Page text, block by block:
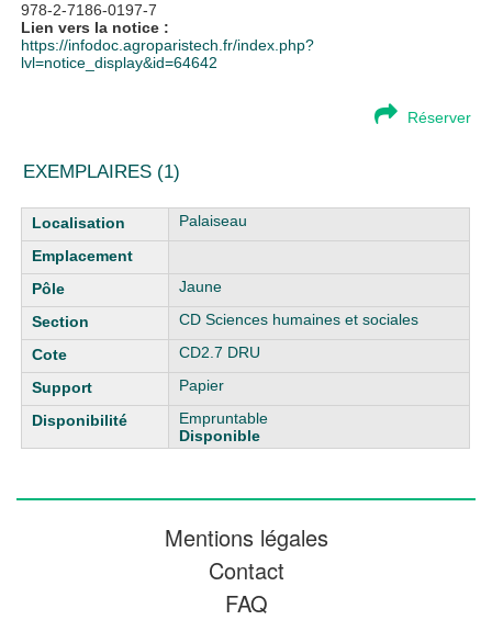
978-2-7186-0197-7
Lien vers la notice :
https://infodoc.agroparistech.fr/index.php?
lvl=notice_display&id=64642
Réserver
EXEMPLAIRES (1)
Liste des exemplaires Palaiseau
Jaune
CD Sciences humaines et sociales
CD2.7 DRU
Papier
Empruntable
Disponible
Mentions légales
Contact
FAQ